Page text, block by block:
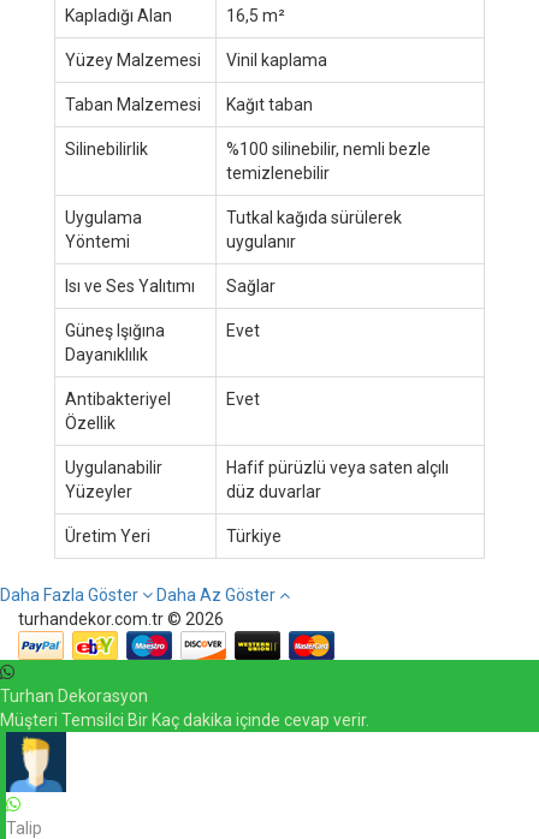
Kapladığı Alan 16,5 m²
Yüzey Malzemesi Vinil kaplama
Taban Malzemesi Kağıt taban
Silinebilirlik
%100 silinebilir, nemli bezle
temizlenebilir
Uygulama
Yöntemi
Tutkal kağıda sürülerek
uygulanır
Isı ve Ses Yalıtımı Sağlar
Güneş Işığına
Dayanıklılık
Evet
Antibakteriyel
Özellik
Evet
Uygulanabilir
Yüzeyler
Hafif pürüzlü veya saten alçılı
düz duvarlar
Üretim Yeri Türkiye
Daha Fazla Göster
Daha Az Göster
turhandekor.com.tr © 2026
Turhan Dekorasyon
Müşteri Temsilci Bir Kaç dakika içinde cevap verir.
Talip